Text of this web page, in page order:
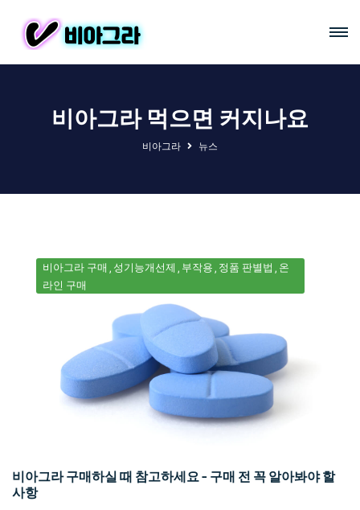
비아그라 먹으면 커지나요
비아그라 뉴스
비아그라 구매 성기능개선제 부작용 정품 판별법
온
라인 구매
비아그라 구매하실 때 참고하세요 - 구매 전 꼭 알아봐야 할
사항